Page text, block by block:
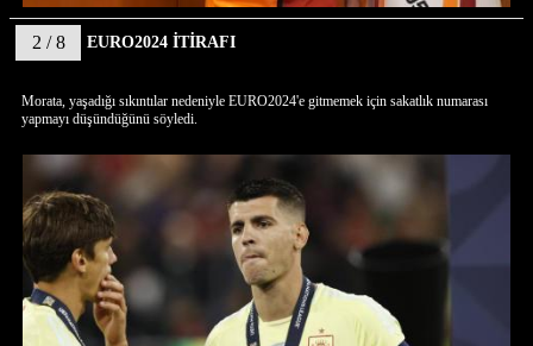
2 / 8 EURO2024 İTİRAFI
Morata, yaşadığı sıkıntılar nedeniyle EURO2024'e gitmemek için sakatlık numarası
yapmayı düşündüğünü söyledi.